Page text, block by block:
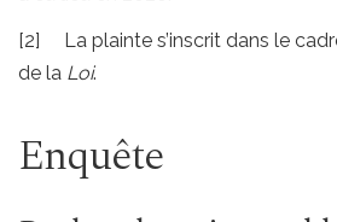
[2] La plainte s’inscrit dans le
de la Loi.
Enquête